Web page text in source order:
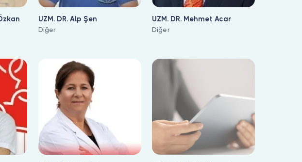
UZM. DR. Alp Şen
Diğer
UZM. DR. Mehmet Acar
Diğer